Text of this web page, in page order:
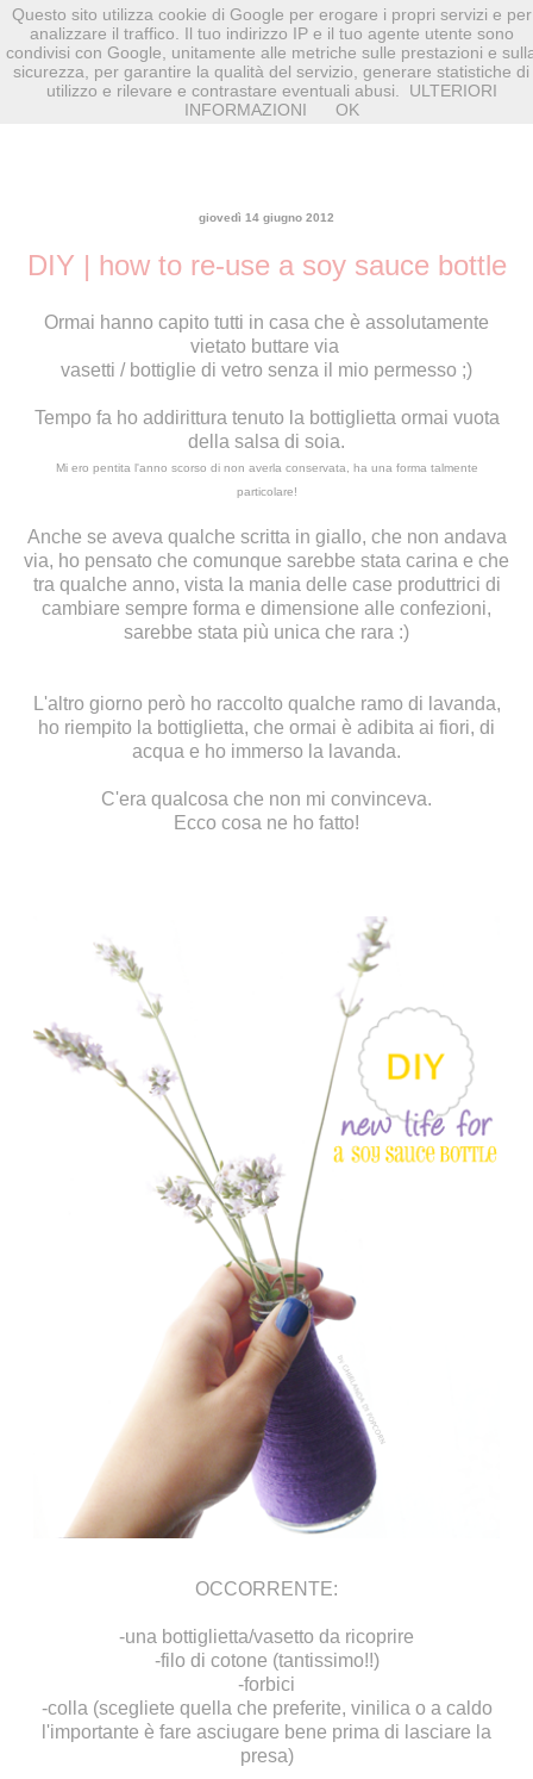
giovedì 14 giugno 2012
DIY | how to re-use a soy sauce bottle
Ormai hanno capito tutti in casa che è assolutamente
vietato buttare via
vasetti / bottiglie di vetro senza il mio permesso ;)
Tempo fa ho addirittura tenuto la bottiglietta ormai vuota
della salsa di soia.
Mi ero pentita l'anno scorso di non averla conservata, ha una forma talmente
particolare!
Anche se aveva qualche scritta in giallo, che non andava
via, ho pensato che comunque sarebbe stata carina e che
tra qualche anno, vista la mania delle case produttrici di
cambiare sempre forma e dimensione alle confezioni,
sarebbe stata più unica che rara :)
L'altro giorno però ho raccolto qualche ramo di lavanda,
ho riempito la bottiglietta, che ormai è adibita ai fiori, di
acqua e ho immerso la lavanda.
C'era qualcosa che non mi convinceva.
Ecco cosa ne ho fatto!
OCCORRENTE:
-una bottiglietta/vasetto da ricoprire
-filo di cotone (tantissimo!!)
-forbici
-colla (scegliete quella che preferite, vinilica o a caldo
l'importante è fare asciugare bene prima di lasciare la
presa)
Questo sito utilizza cookie di Google per erogare i propri servizi e per
analizzare il traffico. Il tuo indirizzo IP e il tuo agente utente sono
condivisi con Google, unitamente alle metriche sulle prestazioni e
sicurezza, per garantire la qualità del servizio, generare statistiche di
utilizzo e rilevare e contrastare eventuali abusi.
ULTERIORI
INFORMAZIONI
OK